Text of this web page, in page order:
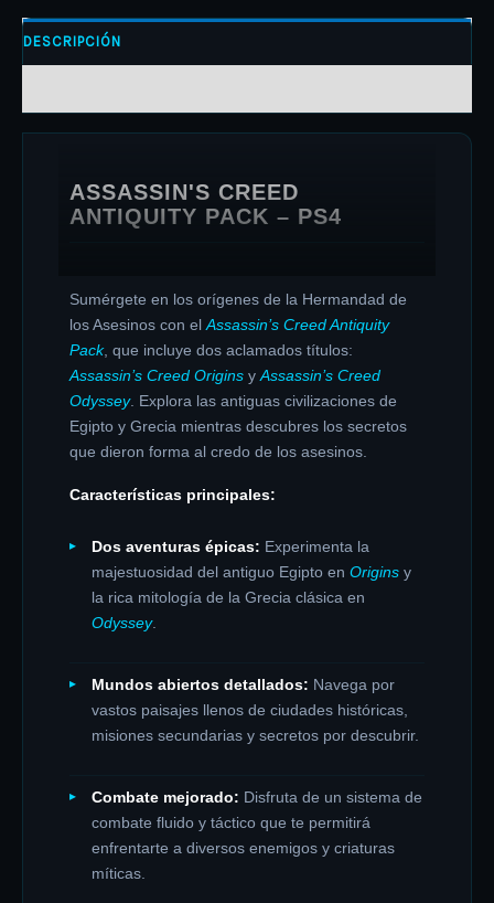
DESCRIPCIÓN
ASSASSIN'S CREED
ANTIQUITY PACK – PS4
Sumérgete en los orígenes de la Hermandad de
los Asesinos con elAssassin’s Creed Antiquity
Pack, que incluye dos aclamados títulos:
Assassin’s Creed Origins yAssassin’s Creed
Odyssey. Explora las antiguas civilizaciones de
Egipto y Grecia mientras descubres los secretos
que dieron forma al credo de los asesinos.
Características principales:
Dos aventuras épicas: Experimenta la
majestuosidad del antiguo Egipto en Origins y
la rica mitología de la Grecia clásica en
Odyssey.
Mundos abiertos detallados: Navega por
vastos paisajes llenos de ciudades históricas,
misiones secundarias y secretos por descubrir.
Combate mejorado: Disfruta de un sistema de
combate fluido y táctico que te permitirá
enfrentarte a diversos enemigos y criaturas
míticas.